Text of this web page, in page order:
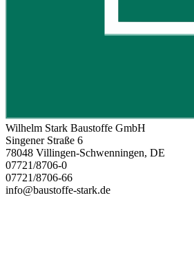
Wilhelm Stark Baustoffe GmbH
Singener Straße 6
78048 Villingen-Schwenningen, DE
07721/8706-0
07721/8706-66
info@baustoffe-stark.de